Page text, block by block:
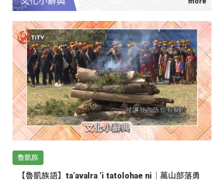
魯凱族
【魯凱族語】ta‘avalra ‘i tatolohae ni｜萬山部落勇